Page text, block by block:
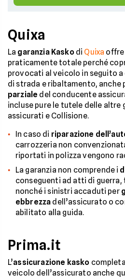
Quixa
La garanzia Kaskodi Quixa offre
praticamente totale perché
provocati al veicolo in seguito
di strada e ribaltamento, anche
parziale del conducente
incluse pure le tutele delle altre
assicurati e Collisione.
In caso di riparazione
carrozzeria non
riportati in polizza vengono
La garanzia non comprende i
conseguenti ad atti di
nonché i sinistri accaduti per
ebbrezza dell’assicurato o
abilitato alla guida.
Prima.it
L’assicurazione kasko
veicolo dell’assicurato anche